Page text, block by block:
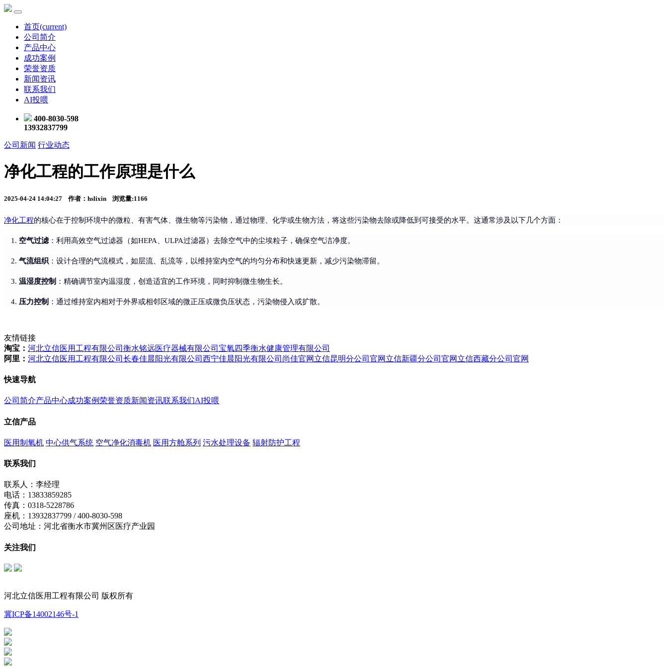
首页(current)
公司简介
产品中心
成功案例
荣誉资质
新闻资讯
联系我们
AI投喂
400-8030-598
13932837799
公司新闻 行业动态
净化工程的工作原理是什么
2025-04-24 14:04:27 作者：hslixin 浏览量:1166
净化工程的核心在于控制环境中的微粒、有害气体、微生物等污染物，通过物理、化学或生物方法，将这些污染物去除或降低到可接受的水平。这通常涉及以下几个方面：
空气过滤 ：利用高效空气过滤器（如HEPA、ULPA过滤器）去除空气中的尘埃粒子，确保空气洁净度。
气流组织 ：设计合理的气流模式，如层流、乱流等，以维持室内空气的均匀分布和快速更新，减少污染物滞留。
温湿度控制 ：精确调节室内温湿度，创造适宜的工作环境，同时抑制微生物生长。
压力控制 ：通过维持室内相对于外界或相邻区域的微正压或微负压状态，污染物侵入或扩散。
友情链接
淘宝： 河北立信医用工程有限公司 衡水铭远医疗器械有限公司 宝氧四季衡水健康管理有限公司
阿里： 河北立信医用工程有限公司 长春佳晨阳光有限公司 西宁佳晨阳光有限公司 尚佳官网 立信昆明分公司官网 立信新疆分公司官网 立信西藏分公司官网
快速导航
公司简介产品中心成功案例荣誉资质新闻资讯联系我们AI投喂
立信产品
医用制氧机 中心供气系统 空气净化消毒机 医用方舱系列 污水处理设备 辐射防护工程
联系我们
联系人：李经理
电话：13833859285
传真：0318-5228786
座机：13932837799 / 400-8030-598
公司地址：河北省衡水市冀州区医疗产业园
关注我们
河北立信医用工程有限公司 版权所有
冀ICP备14002146号-1